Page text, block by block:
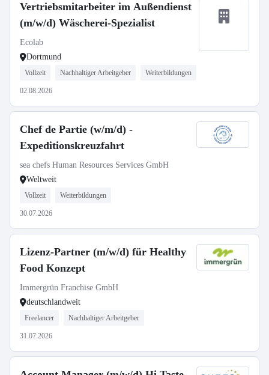
Vertriebsmitarbeiter im Außendienst
(m/w/d) Wäscherei-Spezialist
Ecolab
Dortmund
Vollzeit Nachhaltiger Arbeitgeber Weiterbildungen
02.08.2026
Chef de Partie (w/m/d) -
Expeditionskreuzfahrt
sea chefs Human Resources Services GmbH
Weltweit
Vollzeit Weiterbildungen
30.07.2026
Lizenz-Partner (m/w/d) für Healthy
Food Konzept
Immergrün Franchise GmbH
deutschlandweit
Freelancer Nachhaltiger Arbeitgeber
31.07.2026